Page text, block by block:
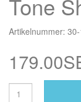
Tone
Artikelnummer: